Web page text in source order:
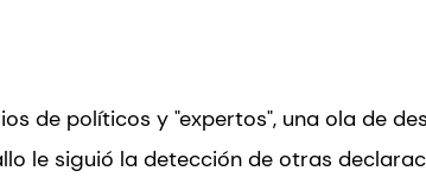
de políticos y "expertos", una ola de
le siguió la detección de otras